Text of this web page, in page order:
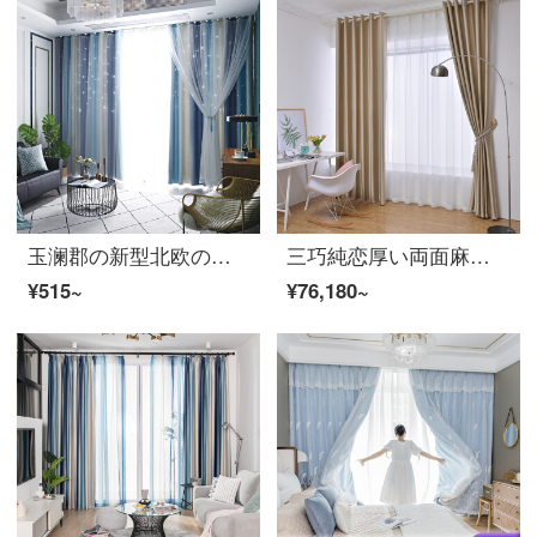
玉澜郡の新型北欧の透かし星寝室の遮光完成品の翻り窓のリビングルームの二階建てins 2019少女ネットの赤いカーテンのグラデーションの青い幅が1.5メートル高い2.7のホックは一つです。
¥515~
三巧純恋厚い両面麻の両面同色簡約現代北欧風全遮光リビングルームのカーテンカーキ色-ホックセット(竿+布のカーテン+取り付け)18の窓
¥76,180~